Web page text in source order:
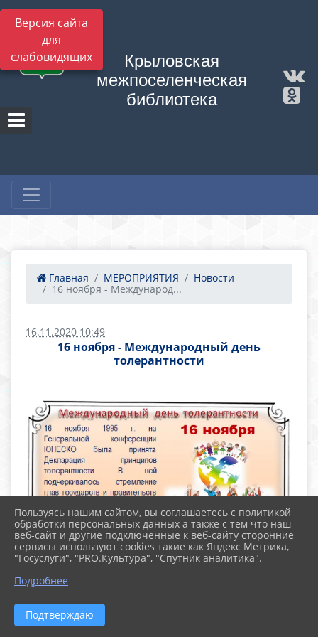
Версия сайта
для
слабовидящих
Крыловская
межпоселенческая
библиотека
Главная МЕРОПРИЯТИЯ
Новости
16 ноября - Международ...
16.11.2020 10:49
16 ноября - Международный день
толерантности
Пользуясь нашим сайтом, вы соглашаетесь с политикой
обработки персональных данных а также с тем что наш
веб-сайт и другие подключенные к веб-сайту сторонние
сервисы используют cookies такие как Яндекс Метрика,
"Госуслуги", "PRO.Культура", "Спутник аналитика".
Подробнее
Подтверждаю